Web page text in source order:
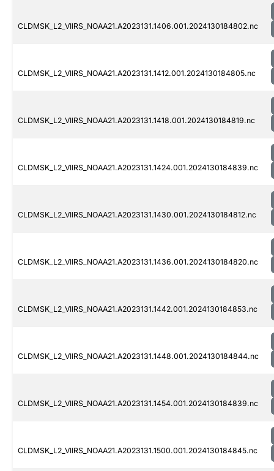
CLDMSK_L2_VIIRS_NOAA21.A2023131.1406.001.2024130184802.nc
CLDMSK_L2_VIIRS_NOAA21.A2023131.1412.001.2024130184805.nc
CLDMSK_L2_VIIRS_NOAA21.A2023131.1418.001.2024130184819.nc
CLDMSK_L2_VIIRS_NOAA21.A2023131.1424.001.2024130184839.nc
CLDMSK_L2_VIIRS_NOAA21.A2023131.1430.001.2024130184812.nc
CLDMSK_L2_VIIRS_NOAA21.A2023131.1436.001.2024130184820.nc
CLDMSK_L2_VIIRS_NOAA21.A2023131.1442.001.2024130184853.nc
CLDMSK_L2_VIIRS_NOAA21.A2023131.1448.001.2024130184844.nc
CLDMSK_L2_VIIRS_NOAA21.A2023131.1454.001.2024130184839.nc
CLDMSK_L2_VIIRS_NOAA21.A2023131.1500.001.2024130184845.nc